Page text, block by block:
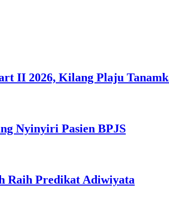
II 2026, Kilang Plaju
Nyinyiri Pasien BPJS
Raih Predikat Adiwiyata